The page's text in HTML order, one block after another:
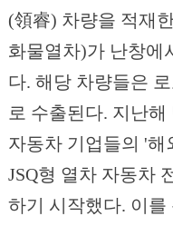
(領睿) 차량을 적재
화물열차)가 난창에
다. 해당 차량들은
로 수출된다. 지난
자동차 기업들의 '해
JSQ형 열차 자동차
하기 시작했다. 이